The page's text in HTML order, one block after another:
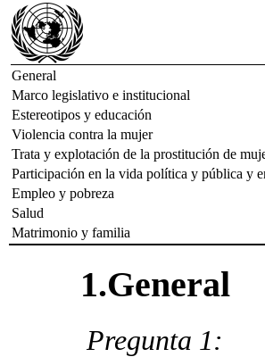
General
Marco legislativo e institucional
Estereotipos y educación
Violencia contra la mujer
Trata y explotación de la prostitución de
Participación en la vida política y pública y
Empleo y pobreza
Salud
Matrimonio y familia
1.General
Pregunta 1: